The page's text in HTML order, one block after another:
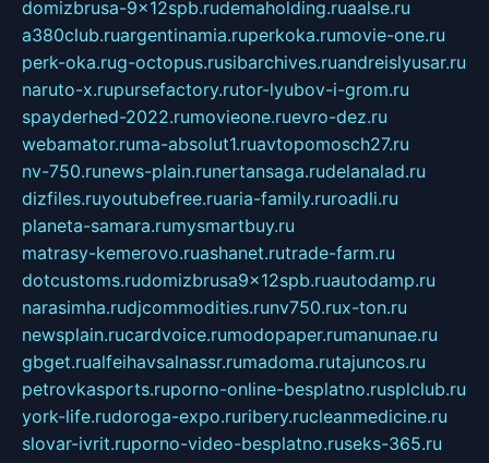
domizbrusa-9x12spb.rudemaholding.ruaalse.ru
a380club.ruargentinamia.ruperkoka.rumovie-one.ru
perk-oka.rug-octopus.rusibarchives.ruandreislyusar.ru
naruto-x.rupursefactory.rutor-lyubov-i-grom.ru
spayderhed-2022.rumovieone.ruevro-dez.ru
webamator.ruma-absolut1.ruavtopomosch27.ru
nv-750.runews-plain.runertansaga.rudelanalad.ru
dizfiles.ruyoutubefree.ruaria-family.ruroadli.ru
planeta-samara.rumysmartbuy.ru
matrasy-kemerovo.ruashanet.rutrade-farm.ru
dotcustoms.rudomizbrusa9x12spb.ruautodamp.ru
narasimha.rudjcommodities.runv750.rux-ton.ru
newsplain.rucardvoice.rumodopaper.rumanunae.ru
gbget.rualfeihavsalnassr.rumadoma.rutajuncos.ru
petrovkasports.ruporno-online-besplatno.rusplclub.ru
york-life.rudoroga-expo.ruribery.rucleanmedicine.ru
slovar-ivrit.ruporno-video-besplatno.ruseks-365.ru